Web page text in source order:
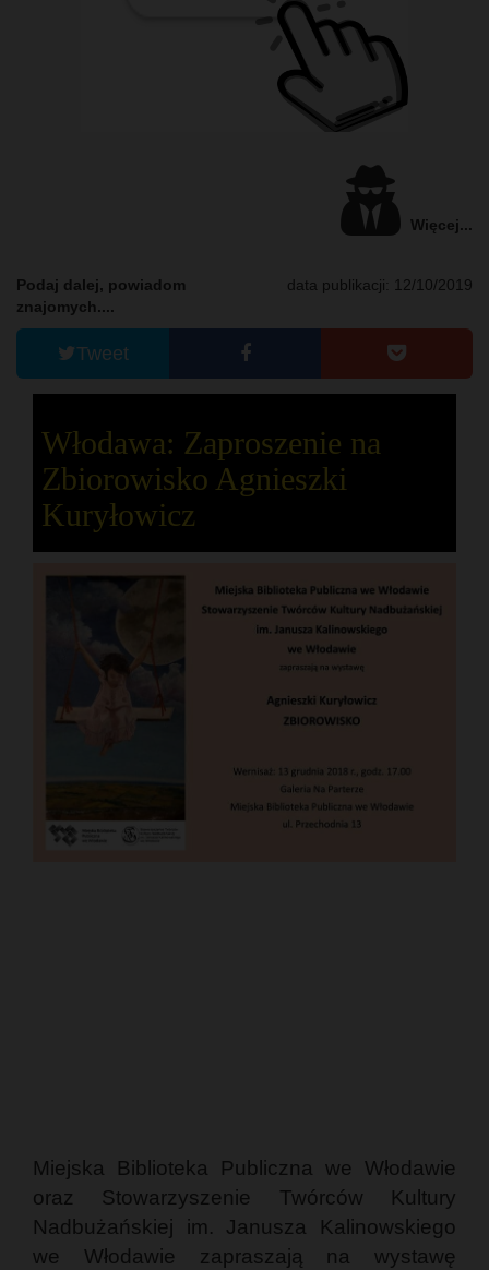
Więcej...
data publikacji: 12/10/2019
Podaj dalej, powiadom
znajomych....
Tweet
Włodawa: Zaproszenie na
Zbiorowisko Agnieszki
Kuryłowicz
Miejska Biblioteka Publiczna we Włodawie
oraz Stowarzyszenie Twórców Kultury
Nadbużańskiej im. Janusza Kalinowskiego
we Włodawie zapraszają na wystawę